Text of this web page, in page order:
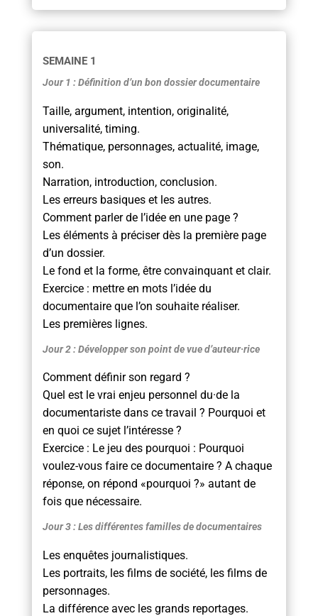
SEMAINE 1
Jour 1 : Définition d’un bon dossier documentaire
Taille, argument, intention, originalité,
universalité, timing.
Thématique, personnages, actualité, image,
son.
Narration, introduction, conclusion.
Les erreurs basiques et les autres.
Comment parler de l’idée en une page ?
Les éléments à préciser dès la première page
d’un dossier.
Le fond et la forme, être convainquant et clair.
Exercice : mettre en mots l’idée du
documentaire que l’on souhaite réaliser.
Les premières lignes.
Jour 2 : Développer son point de vue d’auteur·rice
Comment définir son regard ?
Quel est le vrai enjeu personnel du·de la
documentariste dans ce travail ? Pourquoi et
en quoi ce sujet l’intéresse ?
Exercice : Le jeu des pourquoi : Pourquoi
voulez-vous faire ce documentaire ? A chaque
réponse, on répond «pourquoi ?» autant de
fois que nécessaire.
Jour 3 : Les différentes familles de documentaires
Les enquêtes journalistiques.
Les portraits, les films de société, les films de
personnages.
La différence avec les grands reportages.